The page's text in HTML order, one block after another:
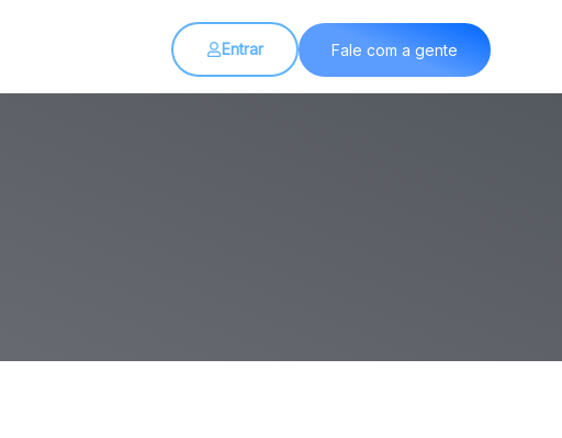
Entrar Fale com a gente